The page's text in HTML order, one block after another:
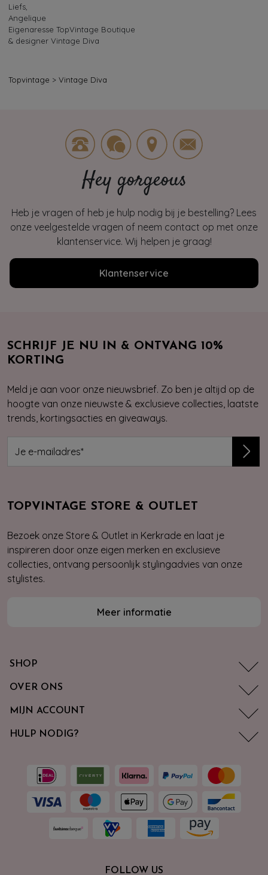
Liefs,
Angelique
Eigenaresse TopVintage Boutique
& designer Vintage Diva
Topvintage > Vintage Diva
Hey gorgeous
Heb je vragen of heb je hulp nodig bij je bestelling? Lees
onze veelgestelde vragen of neem contact op met onze
klantenservice. Wij helpen je graag!
Klantenservice
SCHRIJF JE NU IN & ONTVANG 10%
KORTING
Meld je aan voor onze nieuwsbrief. Zo ben je altijd op de
hoogte van onze nieuwste & exclusieve collecties, laatste
trends, kortingsacties en giveaways.
TOPVINTAGE STORE & OUTLET
Bezoek onze Store & Outlet in Kerkrade en laat je
inspireren door onze eigen merken en exclusieve
collecties, ontvang persoonlijk stylingadvies van onze
stylistes.
Meer informatie
SHOP
OVER ONS
MIJN ACCOUNT
HULP NODIG?
FOLLOW US